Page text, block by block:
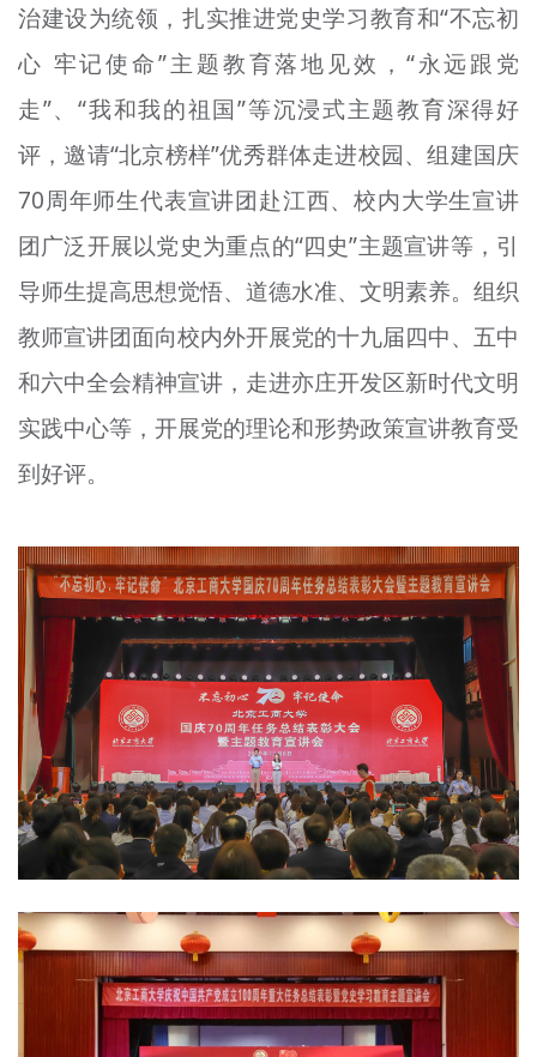
治建设为统领，扎实推进党史学习教育和“不忘初
心 牢记使命”主题教育落地见效，“永远跟党
走”、“我和我的祖国”等沉浸式主题教育深得好
评，邀请“北京榜样”优秀群体走进校园、组建国庆
70周年师生代表宣讲团赴江西、校内大学生宣讲
团广泛开展以党史为重点的“四史”主题宣讲等，引
导师生提高思想觉悟、道德水准、文明素养。组织
教师宣讲团面向校内外开展党的十九届四中、五中
和六中全会精神宣讲，走进亦庄开发区新时代文明
实践中心等，开展党的理论和形势政策宣讲教育受
到好评。